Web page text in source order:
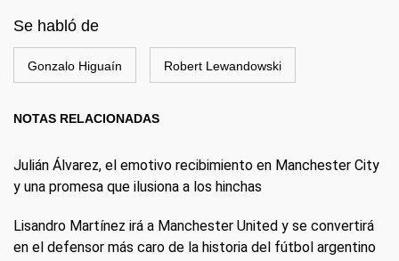
Se habló de
Gonzalo Higuaín Robert Lewandowski
NOTAS RELACIONADAS
Julián Álvarez, el emotivo recibimiento en Manchester City
y una promesa que ilusiona a los hinchas
Lisandro Martínez irá a Manchester United y se convertirá
en el defensor más caro de la historia del fútbol argentino